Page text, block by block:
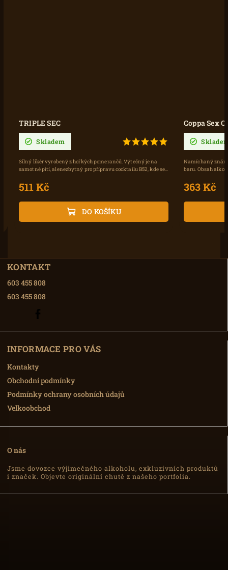
TRIPLE SEC
Skladem
511 Kč
DO KOŠÍKU
Silný likér vyrobený z hořkých pomerančů. Výtečný je na
samotné pití, alenezbytný pro přípravu cocktailu B52, kde se...
Coppa Sex
363 Kč
Namíchaný
baru. Obsah
KONTAKT
603 455 808
603 455 808
808
INFORMACE PRO VÁS
Kontakty
Obchodní podmínky
Podmínky ochrany osobních údajů
Velkoobchod
O nás
Jsme dovozce výjimečného alkoholu, exkluzivních produktů
i značek. Objevte originální chutě z našeho portfolia.